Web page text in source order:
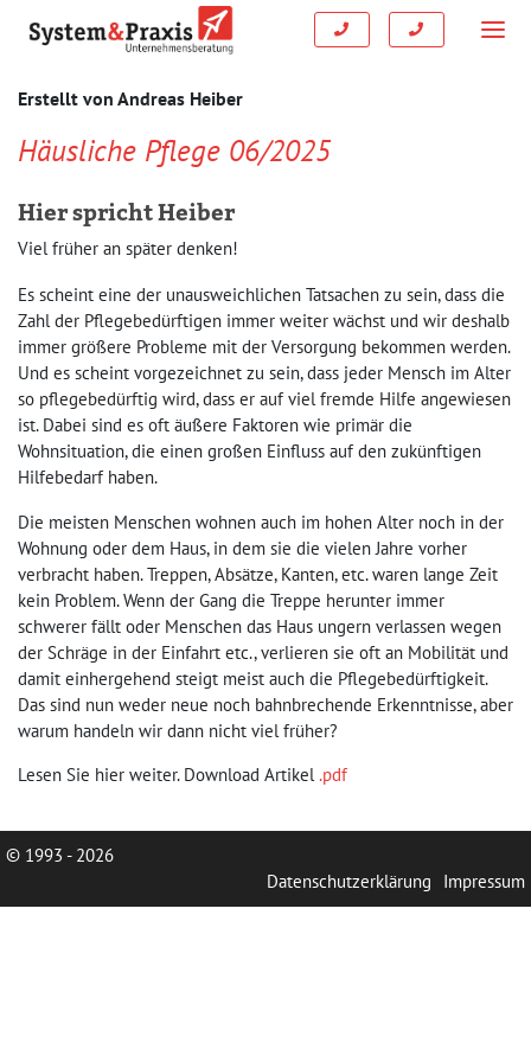
Erstellt von Andreas Heiber
Häusliche Pflege 06/2025
Hier spricht Heiber
Viel früher an später denken!
Es scheint eine der unausweichlichen Tatsachen zu sein, dass die
Zahl der Pflegebedürftigen immer weiter wächst und wir deshalb
immer größere Probleme mit der Versorgung bekommen werden.
Und es scheint vorgezeichnet zu sein, dass jeder Mensch im Alter
so pflegebedürftig wird, dass er auf viel fremde Hilfe angewiesen
ist. Dabei sind es oft äußere Faktoren wie primär die
Wohnsituation, die einen großen Einfluss auf den zukünftigen
Hilfebedarf haben.
Die meisten Menschen wohnen auch im hohen Alter noch in der
Wohnung oder dem Haus, in dem sie die vielen Jahre vorher
verbracht haben. Treppen, Absätze, Kanten, etc. waren lange Zeit
kein Problem. Wenn der Gang die Treppe herunter immer
schwerer fällt oder Menschen das Haus ungern verlassen wegen
der Schräge in der Einfahrt etc., verlieren sie oft an Mobilität und
damit einhergehend steigt meist auch die Pflegebedürftigkeit.
Das sind nun weder neue noch bahnbrechende Erkenntnisse, aber
warum handeln wir dann nicht viel früher?
Lesen Sie hier weiter. Download Artikel .pdf
© 1993 - 2026
Datenschutzerklärung
Impressum